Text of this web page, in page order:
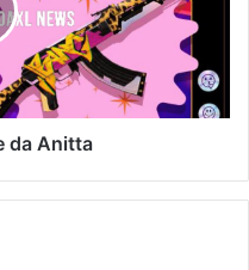
da Anitta